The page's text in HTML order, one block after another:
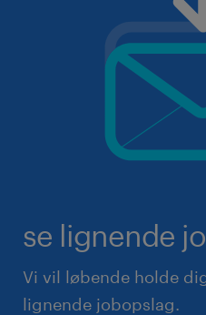
se lignende
Vi vil løbende holde
lignende jobopslag.